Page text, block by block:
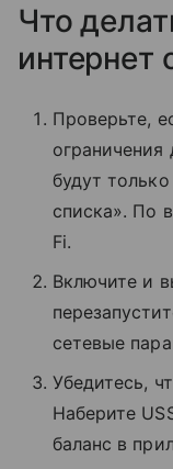
Что
интернет
Проверьте,
ограничения
будут
списка». По
Fi.
Включите и
сетевые
Убедитесь,
Наберите
баланс в